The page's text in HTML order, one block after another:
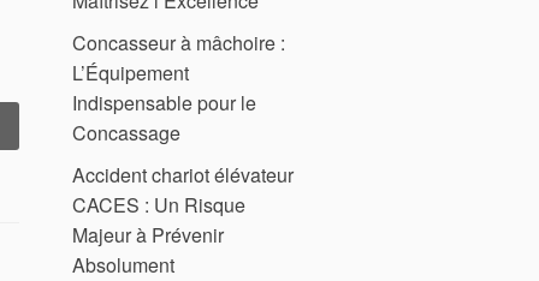
l’Excellence »
Concasseur à mâchoire :
L’Équipement
Indispensable pour le
Concassage
Accident chariot élévateur
CACES : Un Risque
Majeur à Prévenir
Absolument